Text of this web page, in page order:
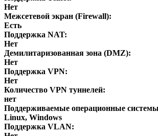
Нет
Межсетевой экран (Firewall):
Есть
Поддержка NAT:
Нет
Демилитаризованная зона (DMZ):
Нет
Поддержка VPN:
Нет
Количество VPN туннелей:
нет
Поддерживаемые операционные
Linux, Windows
Поддержка VLAN: